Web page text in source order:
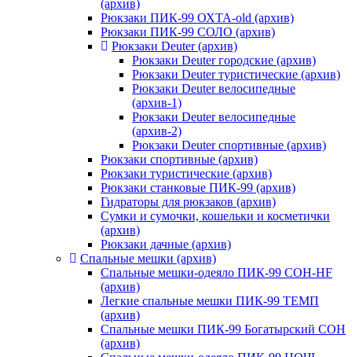
(архив)
Рюкзаки ПИК-99 ОХТА-old (архив)
Рюкзаки ПИК-99 СОЛО (архив)
Рюкзаки Deuter (архив)
Рюкзаки Deuter городские (архив)
Рюкзаки Deuter туристические (архив)
Рюкзаки Deuter велосипедные
(архив-1)
Рюкзаки Deuter велосипедные
(архив-2)
Рюкзаки Deuter спортивные (архив)
Рюкзаки спортивные (архив)
Рюкзаки туристические (архив)
Рюкзаки станковые ПИК-99 (архив)
Гидраторы для рюкзаков (архив)
Сумки и сумочки, кошельки и косметички
(архив)
Рюкзаки дачные (архив)
Спальные мешки (архив)
Спальные мешки-одеяло ПИК-99 СОН-HF
(архив)
Легкие спальные мешки ПИК-99 ТЕМП
(архив)
Спальные мешки ПИК-99 Богатырский СОН
(архив)